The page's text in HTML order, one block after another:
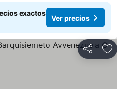
exactos
Ver precios
Compartir